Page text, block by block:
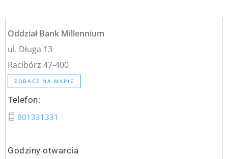
Oddział Bank Millennium
ul. Długa 13
Racibórz 47-400
ZOBACZ NA MAPIE
Telefon:
801331331
Godziny otwarcia